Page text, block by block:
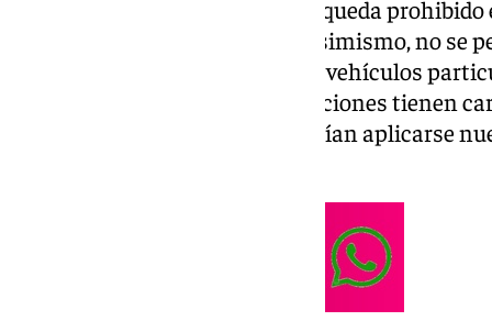
Entre las medidas anunciadas, queda
con agua de la red municipal. Asimismo, no
para limpiar fachadas, aceras o vehículos
piscinas privadas. Estas restricciones tienen
consistorios advierten que podrían aplicarse